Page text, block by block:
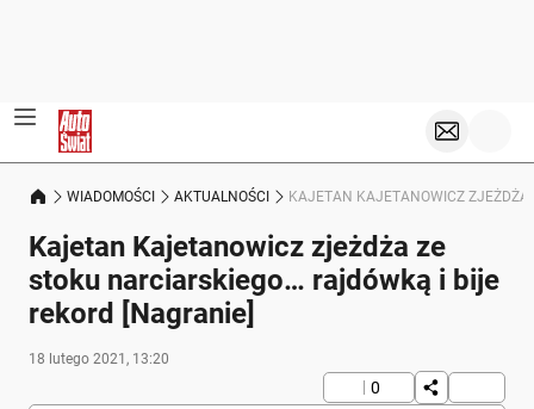
WIADOMOŚCI AKTUALNOŚCI KAJETAN KAJETANOWICZ ZJEŻDŻA
Kajetan Kajetanowicz zjeżdża ze
stoku narciarskiego… rajdówką i bije
rekord [Nagranie]
18 lutego 2021, 13:20
0